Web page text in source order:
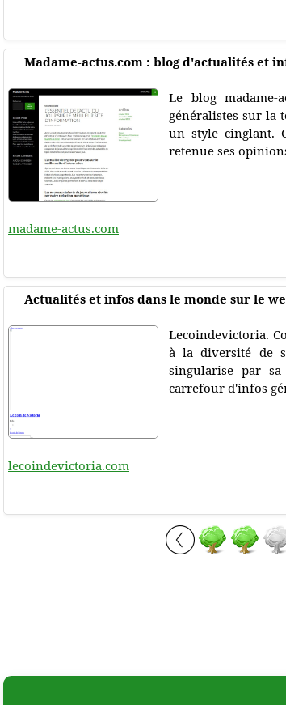
Madame-actus.com : blog d'actualités et
Le blog madame-
généralistes sur la
un style cinglant.
retenue ses
madame-actus.com
Actualités et infos dans le monde sur le
Lecoindevictoria.
à la diversité de
singularise par
carrefour d'infos
lecoindevictoria.com